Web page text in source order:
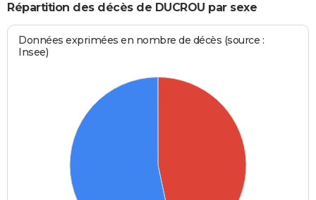
Répartition des décès de DUCROU par sexe
Données exprimées en nombre de décès (source :
Insee)